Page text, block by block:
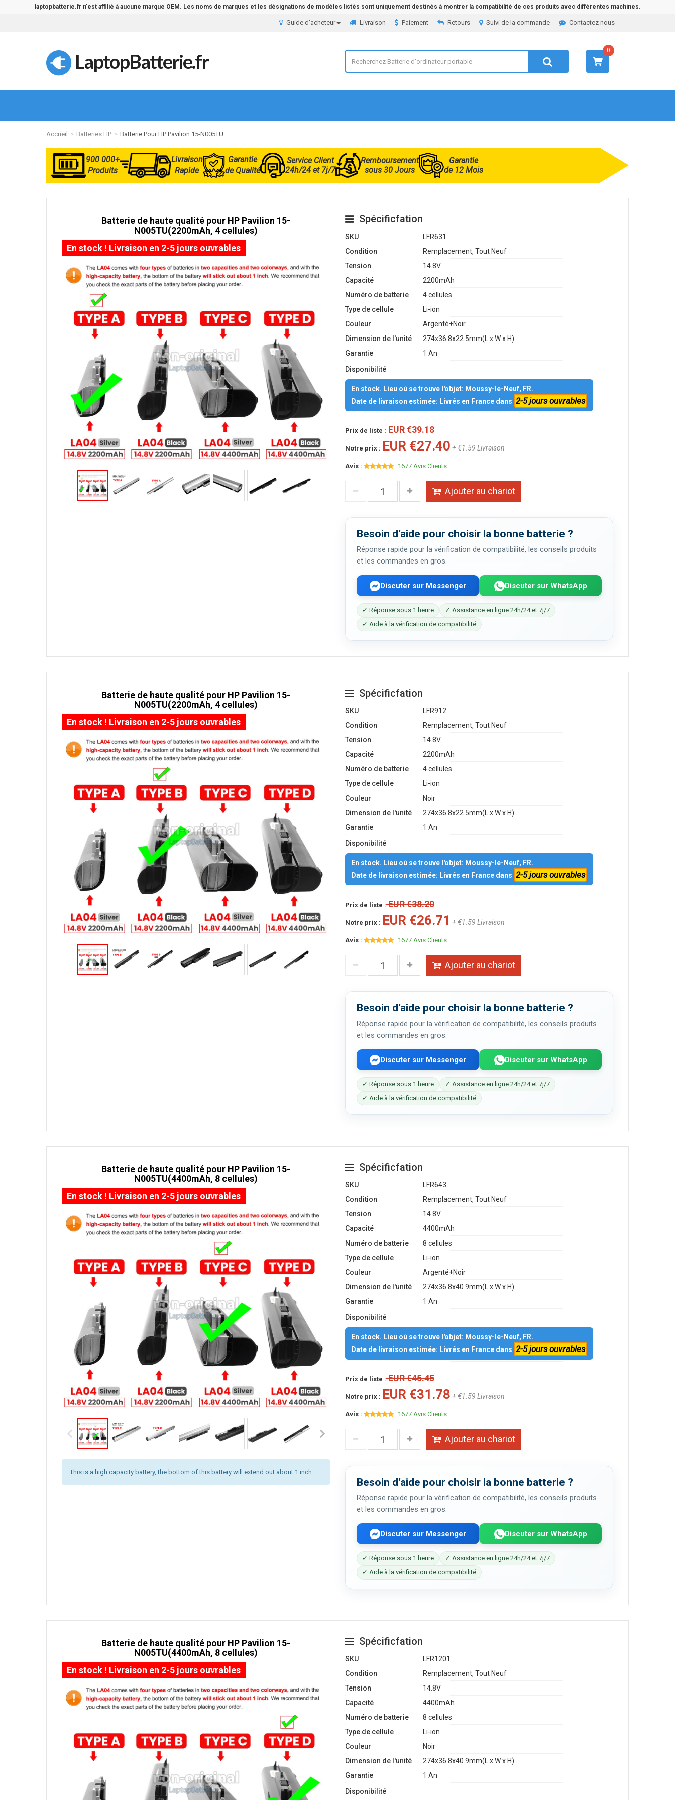
laptopbatterie.fr n'est affilié à aucune marque OEM. Les noms de marques et les désignations de modèles listés sont uniquement destinés à montrer la compatibilité de ces produits avec différentes machines.
Contactez nous
Suivi de la commande
Retours
Paiement
Livraison
Guide d'acheteur
LaptopBatterie.fr 0
Accueil Batteries HP Batterie Pour HP Pavilion 15-N005TU
900 000+
Produits
Livraison
Rapide
Garantie
de Qualité
Service Client
24h/24 et 7j/7
Remboursement
sous 30 Jours
Garantie
de 12 Mois
Batterie de haute qualité pour HP Pavilion 15-
N005TU(2200mAh, 4 cellules)
En stock ! Livraison en 2-5 jours ouvrables
Spécificfation
SKU
LFR631
Condition
Remplacement, Tout Neuf
Tension
14.8V
Capacité
2200mAh
Numéro de batterie
4 cellules
Type de cellule
Li-ion
Couleur
Argenté+Noir
Dimension de l'unité
274x36.8x22.5mm(L x W x H)
Garantie
1 An
Disponibilité
En stock. Lieu où se trouve l'objet: Moussy-le-Neuf, FR.
Date de livraison estimée: Livrés en France dans 2-5 jours ouvrables
Prix de liste :EUR €39.18
Notre prix : EUR €27.40 + €1.59 Livraison
Avis : 1677 Avis Clients
Ajouter au chariot
Besoin d’aide pour choisir la bonne batterie ?
Réponse rapide pour la vérification de compatibilité, les conseils produits
et les commandes en gros.
Discuter sur Messenger Discuter sur WhatsApp
✓ Réponse sous 1 heure
✓ Assistance en ligne 24h/24 et 7j/7
✓ Aide à la vérification de compatibilité
Batterie de haute qualité pour HP Pavilion 15-
N005TU(2200mAh, 4 cellules)
En stock ! Livraison en 2-5 jours ouvrables
Spécificfation
SKU
LFR912
Condition
Remplacement, Tout Neuf
Tension
14.8V
Capacité
2200mAh
Numéro de batterie
4 cellules
Type de cellule
Li-ion
Couleur
Noir
Dimension de l'unité
274x36.8x22.5mm(L x W x H)
Garantie
1 An
Disponibilité
En stock. Lieu où se trouve l'objet: Moussy-le-Neuf, FR.
Date de livraison estimée: Livrés en France dans 2-5 jours ouvrables
Prix de liste :EUR €38.20
Notre prix : EUR €26.71 + €1.59 Livraison
Avis : 1677 Avis Clients
Ajouter au chariot
Besoin d’aide pour choisir la bonne batterie ?
Réponse rapide pour la vérification de compatibilité, les conseils produits
et les commandes en gros.
Discuter sur Messenger Discuter sur WhatsApp
✓ Réponse sous 1 heure
✓ Assistance en ligne 24h/24 et 7j/7
✓ Aide à la vérification de compatibilité
Batterie de haute qualité pour HP Pavilion 15-
N005TU(4400mAh, 8 cellules)
En stock ! Livraison en 2-5 jours ouvrables
This is a high capacity battery, the bottom of this battery will extend out about 1 inch.
Spécificfation
SKU
LFR643
Condition
Remplacement, Tout Neuf
Tension
14.8V
Capacité
4400mAh
Numéro de batterie
8 cellules
Type de cellule
Li-ion
Couleur
Argenté+Noir
Dimension de l'unité
274x36.8x40.9mm(L x W x H)
Garantie
1 An
Disponibilité
En stock. Lieu où se trouve l'objet: Moussy-le-Neuf, FR.
Date de livraison estimée: Livrés en France dans 2-5 jours ouvrables
Prix de liste :EUR €45.45
Notre prix : EUR €31.78 + €1.59 Livraison
Avis : 1677 Avis Clients
Ajouter au chariot
Besoin d’aide pour choisir la bonne batterie ?
Réponse rapide pour la vérification de compatibilité, les conseils produits
et les commandes en gros.
Discuter sur Messenger Discuter sur WhatsApp
✓ Réponse sous 1 heure
✓ Assistance en ligne 24h/24 et 7j/7
✓ Aide à la vérification de compatibilité
Batterie de haute qualité pour HP Pavilion 15-
N005TU(4400mAh, 8 cellules)
En stock ! Livraison en 2-5 jours ouvrables
Spécificfation
SKU
LFR1201
Condition
Remplacement, Tout Neuf
Tension
14.8V
Capacité
4400mAh
Numéro de batterie
8 cellules
Type de cellule
Li-ion
Couleur
Noir
Dimension de l'unité
274x36.8x40.9mm(L x W x H)
Garantie
1 An
Disponibilité